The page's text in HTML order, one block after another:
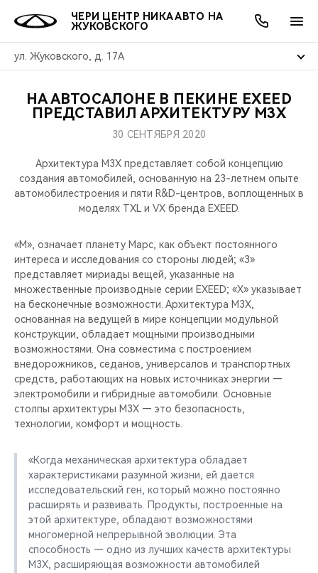
ЧЕРИ ЦЕНТР НИКА АВТО НА
ЖУКОВСКОГО
ул. Жуковского, д. 17А
МОДЕЛИ
КРОССОВЕРЫ
НОВИНКИ
ПОКУПАТЕЛЯМ
КРЕДИТ И СТРАХОВАНИЕ
ВЛАДЕЛЬЦАМ
ЗАПЧАСТИ И АКСЕССУАРЫ
CHERY CONNECT
МИР CHERY
О БРЕНДЕ
CHERY В СОЦСЕТЯХ
ЛЮДИ CHERY
CHERY REMOTE
НАШИ МЕРОПРИЯТИЯ
ВИДЕООБЗОРЫ
CHERY ДЛЯ ДЕТЕЙ
АКЦИИ
ОНЛАЙН СЕРВИСЫ
КРЕДИТ
О КОМПАНИИ
МЫ В СОЦСЕТЯХ
НА АВТОСАЛОНЕ В ПЕКИНЕ EXEED
ПРЕДСТАВИЛ АРХИТЕКТУРУ M3X
30 СЕНТЯБРЯ 2020
Архитектура M3X представляет собой концепцию
создания автомобилей, основанную на 23-летнем опыте
автомобилестроения и пяти R&D-центров, воплощенных в
моделях TXL и VX бренда EXEED.
«М», означает планету Марс, как объект постоянного
интереса и исследования со стороны людей; «3»
представляет мириады вещей, указанные на
множественные производные серии EXEED; «X» указывает
на бесконечные возможности. Архитектура M3X,
основанная на ведущей в мире концепции модульной
конструкции, обладает мощными производными
возможностями. Она совместима с построением
внедорожников, седанов, универсалов и транспортных
средств, работающих на новых источниках энергии —
электромобили и гибридные автомобили. Основные
столпы архитектуры M3X — это безопасность,
технологии, комфорт и мощность.
«Когда механическая архитектура обладает
характеристиками разумной жизни, ей дается
исследовательский ген, который можно постоянно
расширять и развивать. Продукты, построенные на
этой архитектуре, обладают возможностями
многомерной непрерывной эволюции. Эта
способность — одно из лучших качеств архитектуры
M3X, расширяющая возможности автомобилей